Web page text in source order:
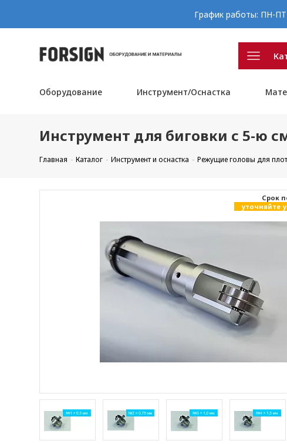
График работы: ПН-ПТ
Оборудование Инструмент/Оснастка
Инструмент для биговки с 5-ю
Главная Каталог Инструмент и оснастка Режущие головы для
Cрок
уточняйте